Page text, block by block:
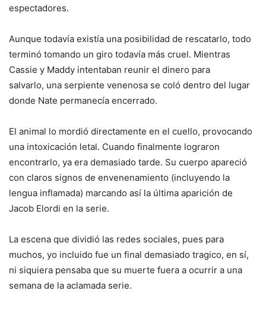
espectadores.
Aunque todavía existía una posibilidad de rescatarlo, todo
terminó tomando un giro todavía más cruel. Mientras
Cassie y Maddy intentaban reunir el dinero para
salvarlo, una serpiente venenosa se coló dentro del lugar
donde Nate permanecía encerrado.
El animal lo mordió directamente en el cuello, provocando
una intoxicación letal. Cuando finalmente lograron
encontrarlo, ya era demasiado tarde. Su cuerpo apareció
con claros signos de envenenamiento (incluyendo la
lengua inflamada) marcando así la última aparición de
Jacob Elordi en la serie.
La escena que dividió las redes sociales, pues para
muchos, yo incluido fue un final demasiado tragico, en sí,
ni siquiera pensaba que su muerte fuera a ocurrir a una
semana de la aclamada serie.